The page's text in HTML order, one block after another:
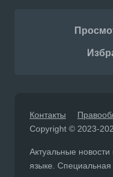
Контакты
Copyright © 2023-
Актуальные
языке.